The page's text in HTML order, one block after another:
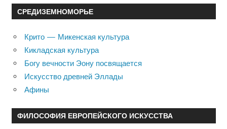
СРЕДИЗЕМНОМОРЬЕ
Крито — Микенская культура
Кикладская культура
Богу вечности Эону посвящается
Искусство древней Эллады
Афины
ФИЛОСОФИЯ ЕВРОПЕЙСКОГО ИСКУССТВА